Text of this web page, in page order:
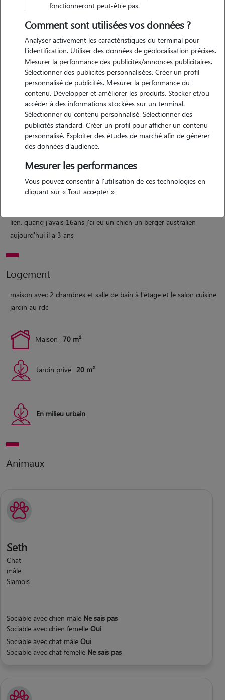
Motivation
j'ai grandi avec toutes sortes d'animaux, vivant dans un mon premier
appartement je ne me sens pas capable de prendre un animal de
suite, je préfère donc être pet-sitter pour je pas perdre le contact
avec les animaux.
Expérience
depuis petite j'ai toujours eu un grand attachement pour tout types
d'animaux les petits comme les grands, ayant vecu dans une fermes
lien. quand j'avais 16ans j'ai eu un chien un berger australien
aujourd'hui il a 3 ans
Logement
maison avec 2 chambres et salle de bain à l'étage et le salon cuisine
jardin au rdc
Maison 70 m²
Jardin privé 20 m²
En milieu urbain
Animaux
Seth
Chat
mâle
Siamois
Sociable avec chien mâle Ne sais pas
Sociable avec chien femelle Oui
Sociable avec chat mâle Oui
Sociable avec chat femelle Ne sais pas
fonctionneront peut-être pas.
Comment sont utilisées vos données ?
Analyser activement les caractéristiques du terminal pour
l'identification. Utiliser des données de géolocalisation précises.
Mesurer la performance des publicités/annonces publicitaires.
Sélectionner des publicités personnalisées. Créer un profil
personnalisé de publicités. Mesurer la performance du
contenu. Développer et améliorer les produits. Stocker et/ou
accéder à des informations stockées sur un terminal.
Sélectionner du contenu personnalisé. Sélectionner des
publicités standard. Créer un profil pour afficher un contenu
personnalisé. Exploiter des études de marché afin de générer
des données d'audience.
Mesurer les performances
Vous pouvez consentir à l'utilisation de ces technologies en
cliquant sur « Tout accepter »